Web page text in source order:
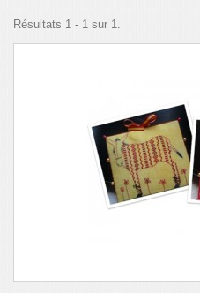
Résultats 1 - 1 sur 1.